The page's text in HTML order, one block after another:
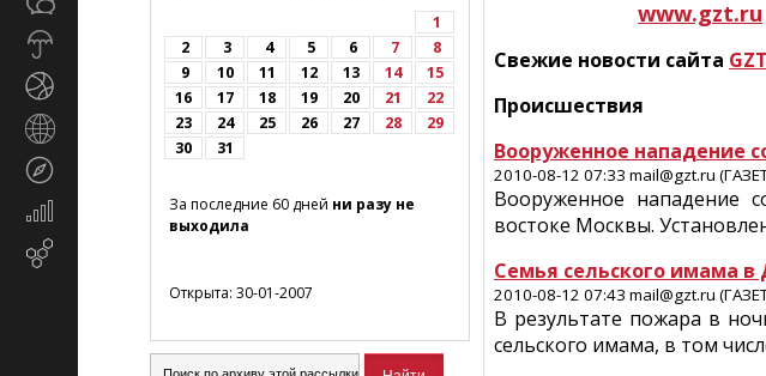
Экономика
1
2
3 4 5 6 7
8
9
10 11 12 13 14
15
16
17 18 19 20 21
22
23
24 25 26 27 28
29
30
31
За последние 60 дней ни разу не
выходила
Открыта: 30-01-2007
www.gzt.ru
Свежие новости сайта
Происшествия
Вооруженное нападение
2010-08-12 07:33 mail@gzt.ru
Вооруженное нападение
востоке Москвы.
Семья сельского имама в
2010-08-12 07:43 mail@gzt.ru
В результате пожара в
сельского имама, в том